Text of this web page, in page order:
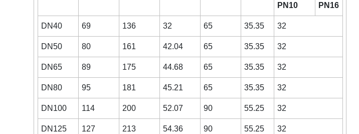
PN10 PN16
DN40 69 136 32 65 35.35 32
DN50 80 161 42.04 65 35.35 32
DN65 89 175 44.68 65 35.35 32
DN80 95 181 45.21 65 35.35 32
DN100 114 200 52.07 90 55.25 32
DN125 127 213 54.36 90 55.25 32